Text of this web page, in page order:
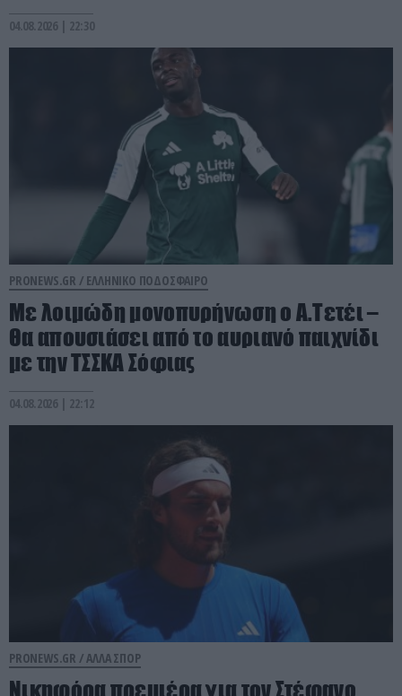
04.08.2026 | 22:30
PRONEWS.GR / ΕΛΛΗΝΙΚΟ ΠΟΔΟΣΦΑΙΡΟ
Με λοιμώδη μονοπυρήνωση ο Α.Τετέι –
Θα απουσιάσει από το αυριανό παιχνίδι
με την ΤΣΣΚΑ Σόφιας
04.08.2026 | 22:12
PRONEWS.GR / ΑΛΛΑ ΣΠΟΡ
Νικηφόρα πρεμιέρα για τον Στέφανο